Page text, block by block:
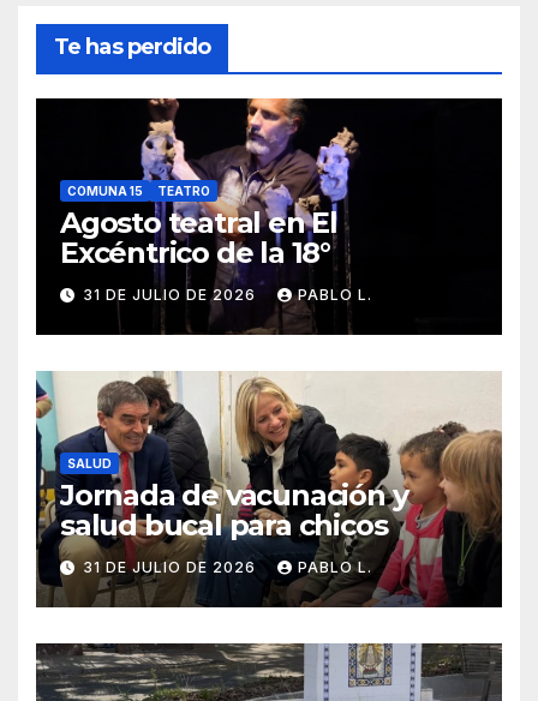
Te has perdido
COMUNA 15 TEATRO
Agosto teatral en El
Excéntrico de la 18°
31 DE JULIO DE 2026 PABLO L.
SALUD
Jornada de vacunación y
salud bucal para chicos
31 DE JULIO DE 2026 PABLO L.